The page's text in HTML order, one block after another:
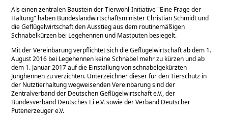
Als einen zentralen Baustein der Tierwohl-Initiative Eine Frage der
Haltung haben Bundeslandwirtschaftsminister Christian Schmidt und
die Geflügelwirtschaft den Ausstieg aus dem routinemäßigen
Schnabelkürzen bei Legehennen und Mastputen besiegelt.
Mit der Vereinbarung verpflichtet sich die Geflügelwirtschaft ab dem 1.
August 2016 bei Legehennen keine Schnäbel mehr zu kürzen und ab
dem 1. Januar 2017 auf die Einstallung von schnabelgekürzten
Junghennen zu verzichten. Unterzeichner dieser für den Tierschutz in
der Nutztierhaltung wegweisenden Vereinbarung sind der
Zentralverband der Deutschen Geflügelwirtschaft e.V., der
Bundesverband Deutsches Ei e.V. sowie der Verband Deutscher
Putenerzeuger e.V.